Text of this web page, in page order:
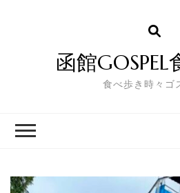
函館GOSPEL
食べ歩き時々ゴ